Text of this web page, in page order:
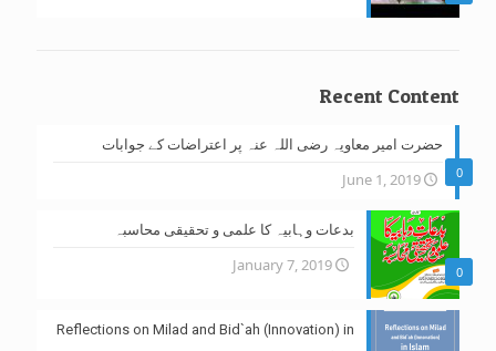
Recent Content
0
حضرت امیر معاویہ رضی اللہ عنہ پر اعتراضات کے جوابات
June 1, 2019
0
بدعات وہابیہ کا علمی و تحقیقی محاسبہ
January 7, 2019
Reflections on Milad and Bid`ah (Innovation) in